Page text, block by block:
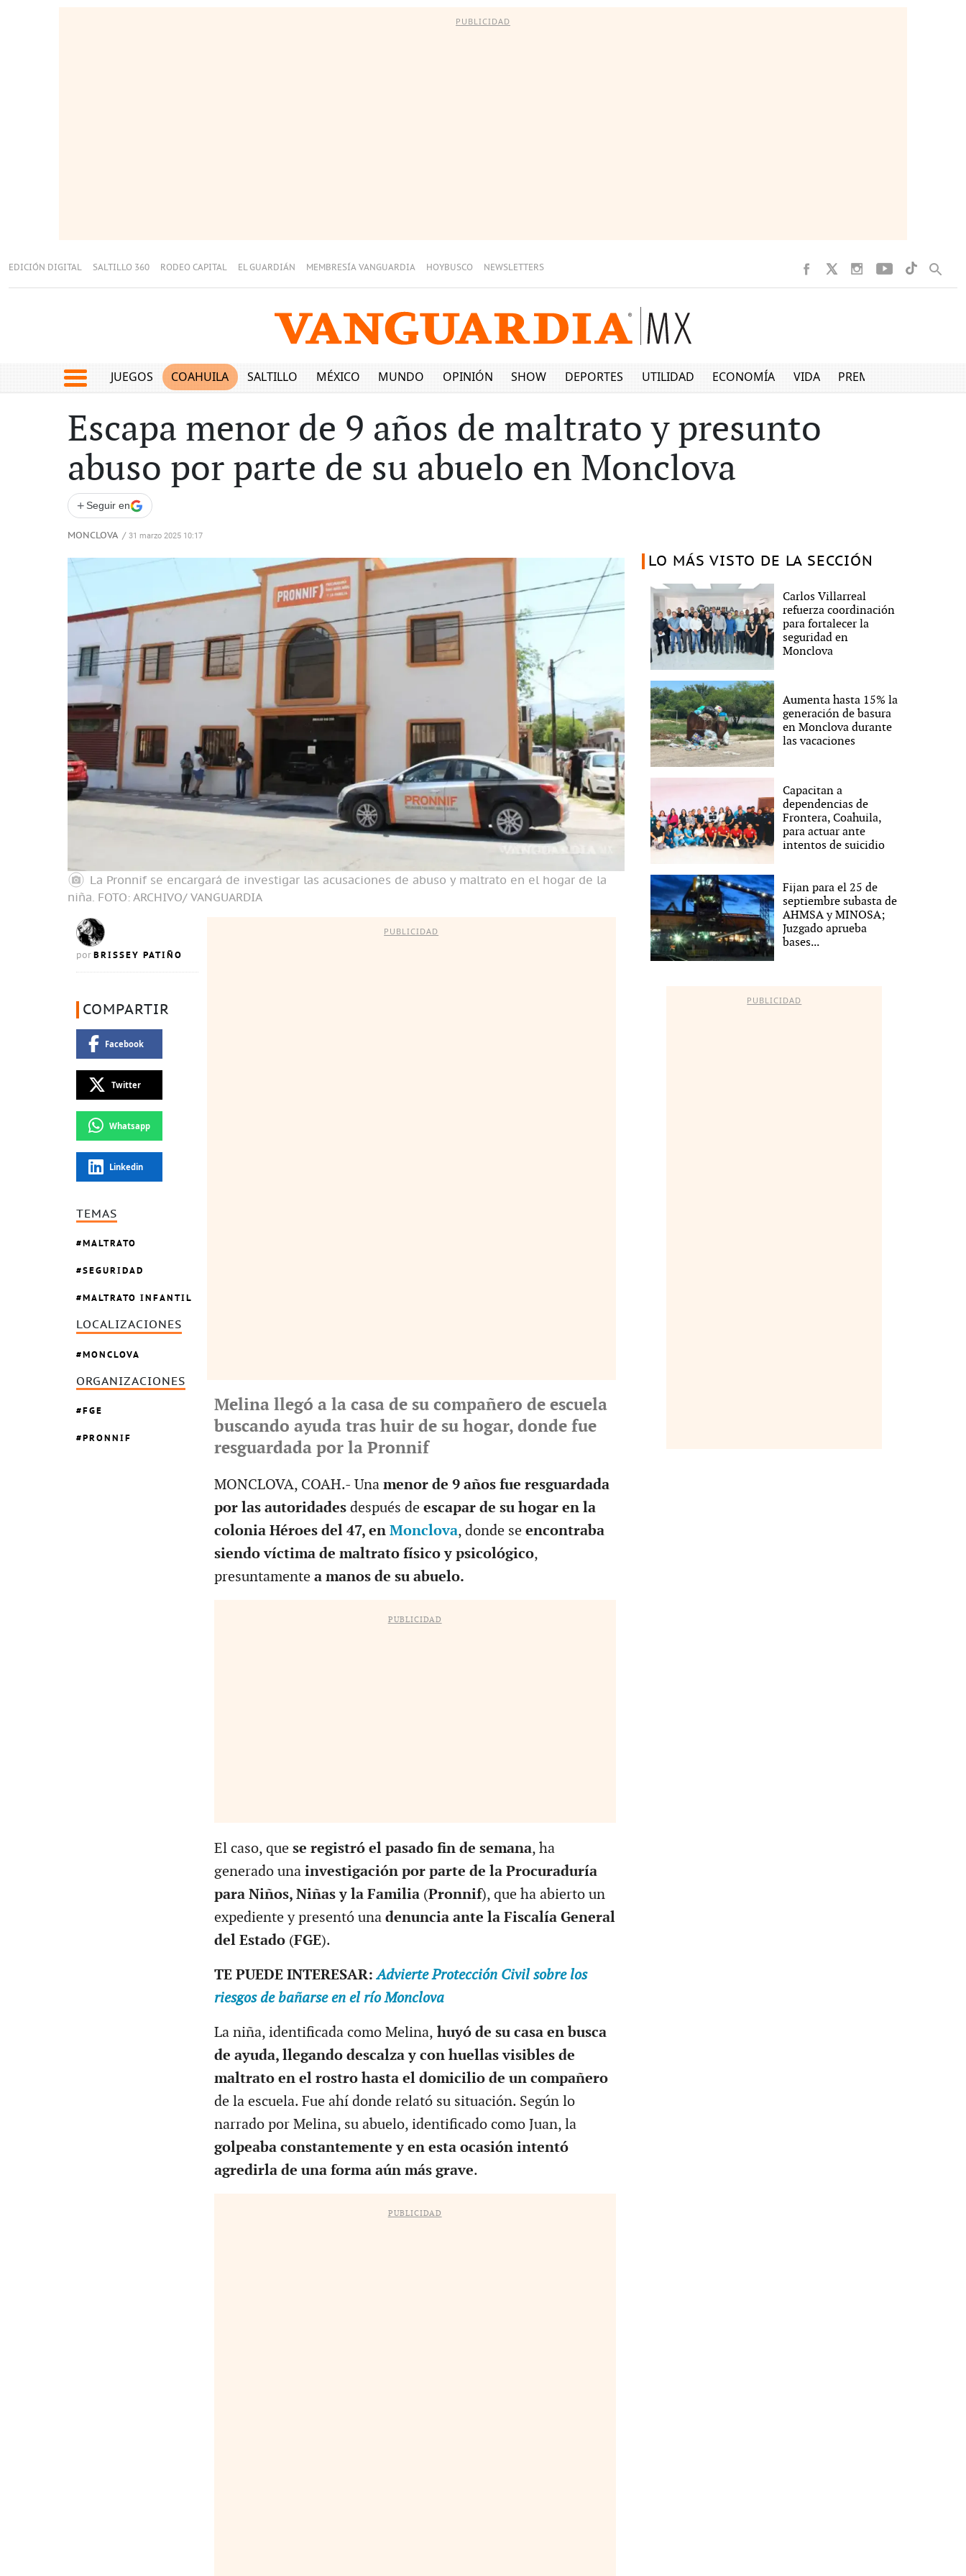
PUBLICIDAD
EDICIÓN DIGITAL SALTILLO 360 RODEO CAPITAL EL GUARDIÁN MEMBRESÍA VANGUARDIA HOYBUSCO NEWSLETTERS
JUEGOS COAHUILA SALTILLO MÉXICO MUNDO OPINIÓN SHOW DEPORTES UTILIDAD ECONOMÍA VIDA PREMIUM
Escapa menor de 9 años de maltrato y presunto
abuso por parte de su abuelo en Monclova
+ Seguir en
MONCLOVA / 31 marzo 2025 10:17
La Pronnif se encargará de investigar las acusaciones de abuso y maltrato en el hogar de la
niña. FOTO: ARCHIVO/ VANGUARDIA
por BRISSEY PATIÑO
COMPARTIR
Facebook
Twitter
Whatsapp
Linkedin
TEMAS
MALTRATO
SEGURIDAD
MALTRATO INFANTIL
LOCALIZACIONES
MONCLOVA
ORGANIZACIONES
FGE
PRONNIF
PUBLICIDAD
Melina llegó a la casa de su compañero de escuela
buscando ayuda tras huir de su hogar, donde fue
resguardada por la Pronnif
MONCLOVA, COAH.- Unamenor de 9 años fue resguardada
por las autoridadesdespués de escapar de su hogar en la
colonia Héroes del 47, en Monclova, donde seencontraba
siendo víctima de maltrato físico y psicológico,
presuntamente a manos de su abuelo.
PUBLICIDAD
El caso, que se registró el pasado fin de semana, ha
generado una investigación por parte de la Procuraduría
para Niños, Niñas y la Familia(Pronnif), que ha abierto un
expediente y presentó una denuncia ante la Fiscalía General
del Estado (FGE).
TE PUEDE INTERESAR:Advierte Protección Civil sobre los
riesgos de bañarse en el río Monclova
La niña, identificada como Melina, huyó de su casa en busca
de ayuda, llegando descalza y con huellas visibles de
maltrato en el rostro hasta el domicilio de un compañero
de la escuela. Fue ahí donde relató su situación. Según lo
narrado por Melina, su abuelo, identificado como Juan, la
golpeaba constantemente y en esta ocasión intentó
agredirla de una forma aún más grave.
PUBLICIDAD
LO MÁS VISTO DE LA SECCIÓN
Carlos Villarreal
refuerza coordinación
para fortalecer la
seguridad en
Monclova
Aumenta hasta 15% la
generación de basura
en Monclova durante
las vacaciones
Capacitan a
dependencias de
Frontera, Coahuila,
para actuar ante
intentos de suicidio
Fijan para el 25 de
septiembre subasta de
AHMSA y MINOSA;
Juzgado aprueba
bases...
PUBLICIDAD